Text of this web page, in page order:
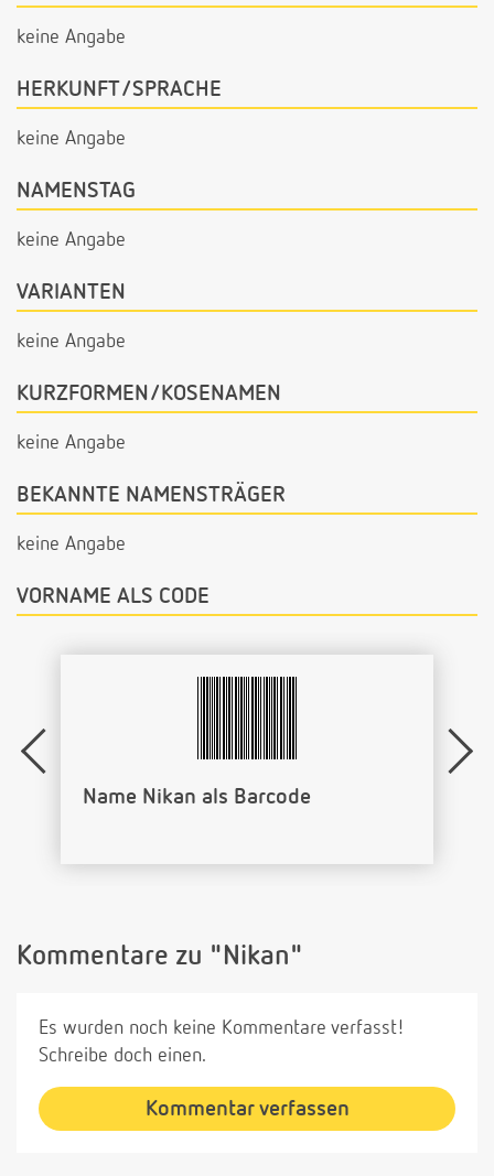
keine Angabe
HERKUNFT/SPRACHE
keine Angabe
NAMENSTAG
keine Angabe
VARIANTEN
keine Angabe
KURZFORMEN/KOSENAMEN
keine Angabe
BEKANNTE NAMENSTRÄGER
keine Angabe
VORNAME ALS CODE
Name Nikan als Barcode
Kommentare zu "Nikan"
Es wurden noch keine Kommentare verfasst!
Schreibe doch einen.
Kommentar verfassen